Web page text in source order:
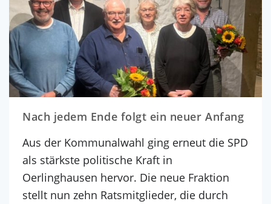
Nach jedem Ende folgt ein neuer Anfang
Aus der Kommunalwahl ging erneut die SPD
als stärkste politische Kraft in
Oerlinghausen hervor. Die neue Fraktion
stellt nun zehn Ratsmitglieder, die durch